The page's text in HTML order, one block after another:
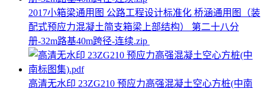
2017小箱梁通用图 公路工程设计标准化 桥涵通用图（装
配式预应力混凝土简支箱梁上部结构） 第二十八分
册-32m路基40m跨径-连续.zip
高清无水印 23ZG210 预应力高强混凝土空心方桩(中南